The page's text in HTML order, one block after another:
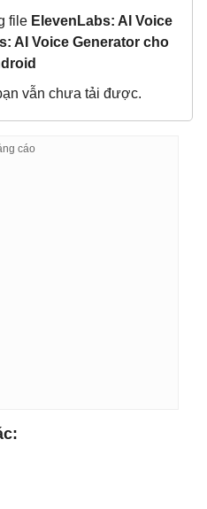
file ElevenLabs: AI Voice
AI Voice Generator cho
vẫn chưa tải được.